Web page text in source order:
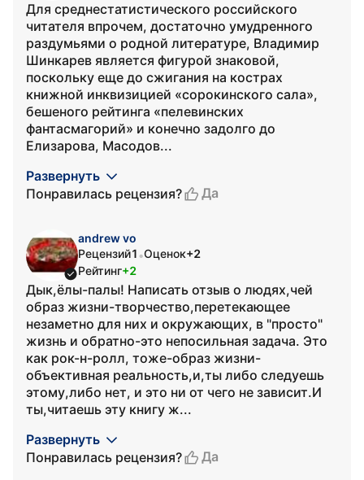
Для среднестатистического российского
читателя впрочем, достаточно умудренного
раздумьями о родной литературе, Владимир
Шинкарев является фигурой знаковой,
поскольку еще до сжигания на кострах
книжной инквизицией «сорокинского сала»,
бешеного рейтинга «пелевинских
фантасмагорий» и конечно задолго до
Елизарова, Масодов...
Развернуть
Понравилась рецензия?
Да
andrew vo
Рецензий1 •Оценок+2
Рейтинг+2
Дык,ёлы-палы! Написать отзыв о людях,чей
образ жизни-творчество,перетекающее
незаметно для них и окружающих, в "просто"
жизнь и обратно-это непосильная задача. Это
как рок-н-ролл, тоже-образ жизни-
объективная реальность,и,ты либо следуешь
этому,либо нет, и это ни от чего не зависит.И
ты,читаешь эту книгу ж...
Развернуть
Понравилась рецензия?
Да